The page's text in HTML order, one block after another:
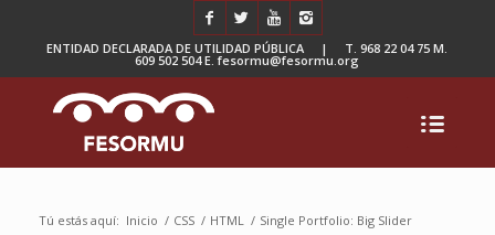
ENTIDAD DECLARADA DE UTILIDAD PÚBLICA | T. 968 22 04 75 M.
609 502 504 E. fesormu@fesormu.org
Tú estás aquí: Inicio / CSS / HTML / Single Portfolio: Big Slider